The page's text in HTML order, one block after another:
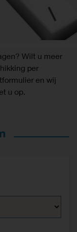
Wilt u meer
per
en wij
u op.